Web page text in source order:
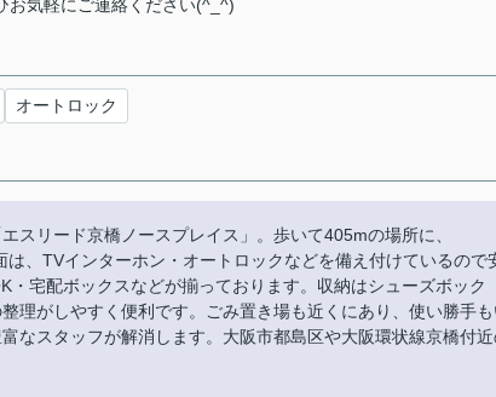
お気軽にご連絡ください(^_^)
オートロック
スリード京橋ノースプレイス」。歩いて405mの場所に、
、TVインターホン・オートロックなどを備え付けているので
宅配ボックスなどが揃っております。収納はシューズボック
理がしやすく便利です。ごみ置き場も近くにあり、使い勝手
なスタッフが解消します。大阪市都島区や大阪環状線京橋付